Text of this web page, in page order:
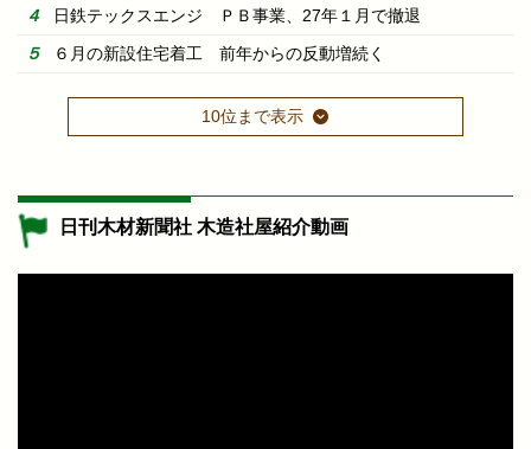
日鉄テックスエンジ ＰＢ事業、27年１月で撤退
６月の新設住宅着工 前年からの反動増続く
10位まで表示
日刊木材新聞社 木造社屋紹介動画